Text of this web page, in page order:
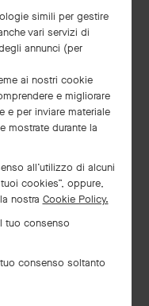
simili per gestire
vari servizi di
annunci (per
ai nostri cookie
e migliorare
e per inviare materiale
mostrate durante la
all’utilizzo di alcuni
cookies”, oppure,
nostra Cookie Policy.
tuo consenso
consenso soltanto